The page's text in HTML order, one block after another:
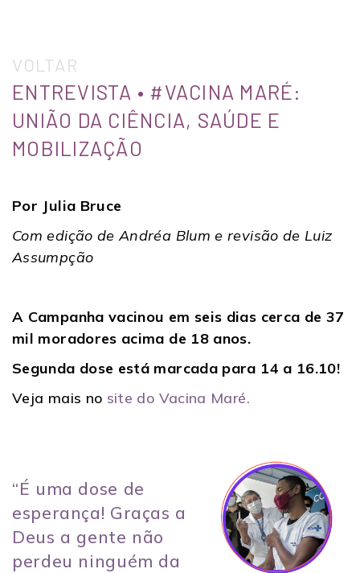
VOLTAR
ENTREVISTA • #VACINA MARÉ:
UNIÃO DA CIÊNCIA, SAÚDE E
MOBILIZAÇÃO
Por Julia Bruce
Com edição de Andréa Blum e revisão de Luiz
Assumpção
A Campanha vacinou em seis dias cerca de 37
mil moradores acima de 18 anos.
Segunda dose está marcada para 14 a 16.10!
Veja mais no site do Vacina Maré.
“É uma dose de
esperança! Graças a
Deus a gente não
perdeu ninguém da